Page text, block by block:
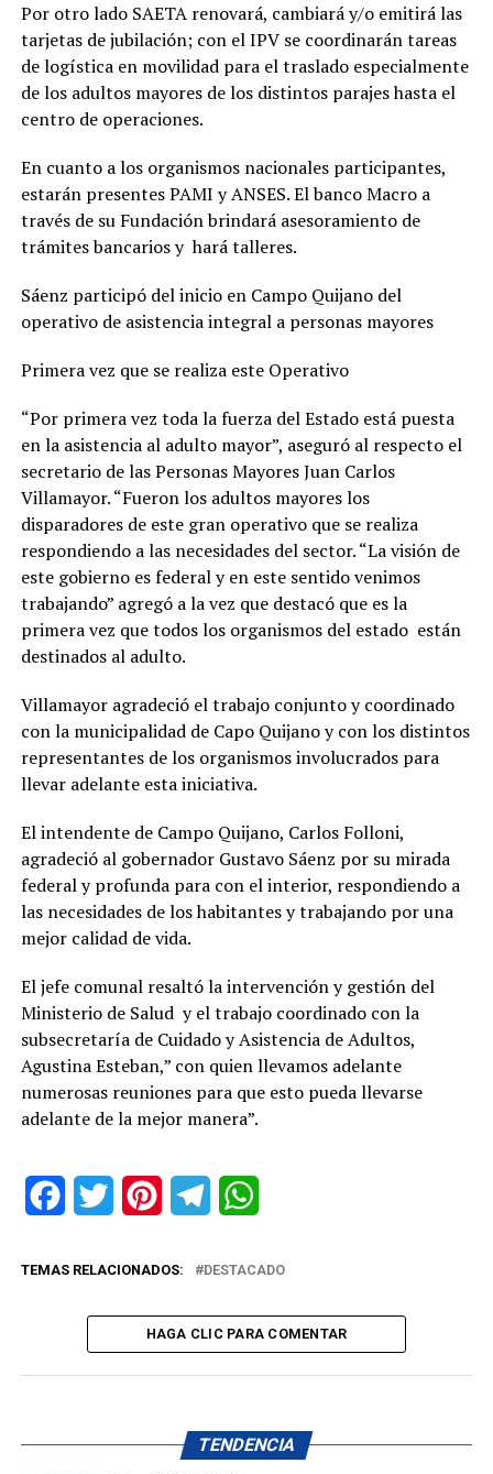
Por otro lado SAETA renovará, cambiará y/o emitirá las
tarjetas de jubilación; con el IPV se coordinarán tareas
de logística en movilidad para el traslado especialmente
de los adultos mayores de los distintos parajes hasta el
centro de operaciones.
En cuanto a los organismos nacionales participantes,
estarán presentes PAMI y ANSES. El banco Macro a
través de su Fundación brindará asesoramiento de
trámites bancarios y hará talleres.
Sáenz participó del inicio en Campo Quijano del
operativo de asistencia integral a personas mayores
Primera vez que se realiza este Operativo
“Por primera vez toda la fuerza del Estado está puesta
en la asistencia al adulto mayor”, aseguró al respecto el
secretario de las Personas Mayores Juan Carlos
Villamayor. “Fueron los adultos mayores los
disparadores de este gran operativo que se realiza
respondiendo a las necesidades del sector. “La visión de
este gobierno es federal y en este sentido venimos
trabajando” agregó a la vez que destacó que es la
primera vez que todos los organismos del estado están
destinados al adulto.
Villamayor agradeció el trabajo conjunto y coordinado
con la municipalidad de Capo Quijano y con los distintos
representantes de los organismos involucrados para
llevar adelante esta iniciativa.
El intendente de Campo Quijano, Carlos Folloni,
agradeció al gobernador Gustavo Sáenz por su mirada
federal y profunda para con el interior, respondiendo a
las necesidades de los habitantes y trabajando por una
mejor calidad de vida.
El jefe comunal resaltó la intervención y gestión del
Ministerio de Salud y el trabajo coordinado con la
subsecretaría de Cuidado y Asistencia de Adultos,
Agustina Esteban,” con quien llevamos adelante
numerosas reuniones para que esto pueda llevarse
adelante de la mejor manera”.
FacebookTwitter PinterestTelegram
TEMAS RELACIONADOS: DESTACADO
HAGA CLIC PARA COMENTAR
TENDENCIA